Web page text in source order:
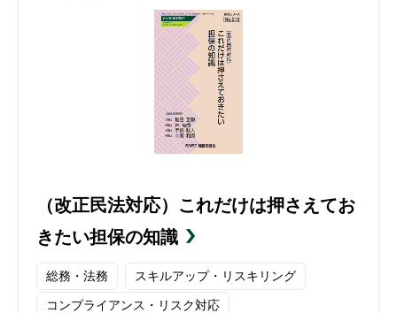
（改正民法対応）これだけは押さえてお
きたい担保の知識
総務・法務 スキルアップ・リスキリング
コンプライアンス・リスク対応